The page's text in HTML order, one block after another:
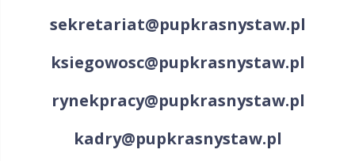
sekretariat@pupkrasnystaw.pl
ksiegowosc@pupkrasnystaw.pl
rynekpracy@pupkrasnystaw.pl
kadry@pupkrasnystaw.pl